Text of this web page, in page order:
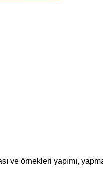
ve örnekleri yapımı,